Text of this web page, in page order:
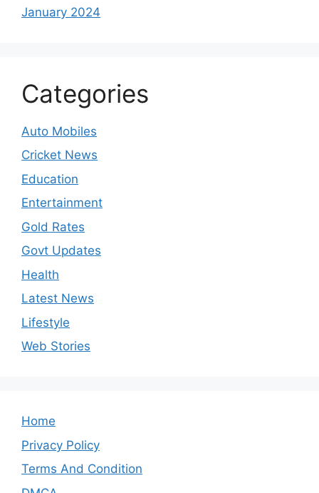
January 2024
Categories
Auto Mobiles
Cricket News
Education
Entertainment
Gold Rates
Govt Updates
Health
Latest News
Lifestyle
Web Stories
Home
Privacy Policy
Terms And Condition